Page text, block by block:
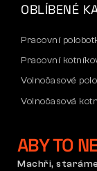
OBLÍBENÉ
Pracovní
Pracovní
Volnočasové
Volnočasová
Mikiny
ABY TO
Machři,